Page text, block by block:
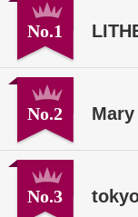
No.1
No.2
No.3